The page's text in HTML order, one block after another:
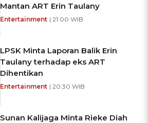
Mantan ART Erin Taulany
Entertainment | 21:00 WIB
LPSK Minta Laporan Balik Erin
Taulany terhadap eks ART
Dihentikan
Entertainment | 20:30 WIB
Sunan Kalijaga Minta Rieke Diah